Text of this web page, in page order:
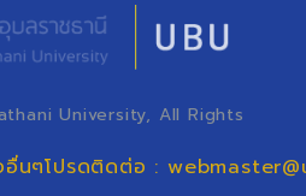
University, All Rights
อื่นๆโปรดติดต่อ :